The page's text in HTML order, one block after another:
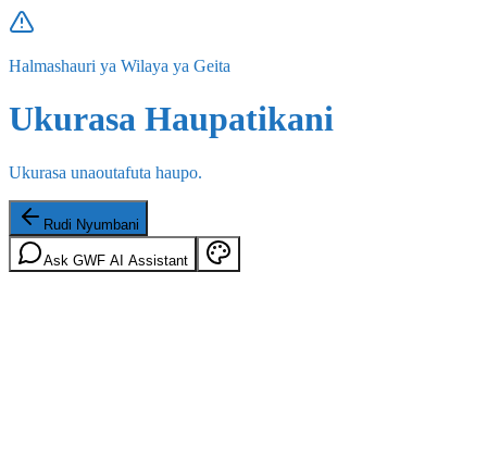
Halmashauri ya Wilaya ya Geita
Ukurasa Haupatikani
Ukurasa unaoutafuta haupo.
Rudi Nyumbani
Ask GWF AI Assistant